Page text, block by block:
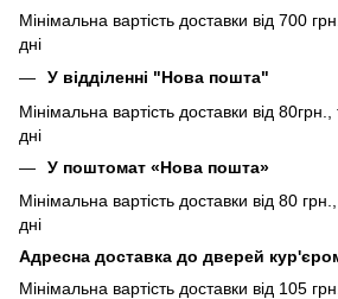
Мінімальна вартість доставки від 700
дні
У відділенні "Нова пошта"
Мінімальна вартість доставки від
дні
У поштомат «Нова пошта»
Мінімальна вартість доставки від 80
дні
Адресна доставка до дверей
Мінімальна вартість доставки від 105